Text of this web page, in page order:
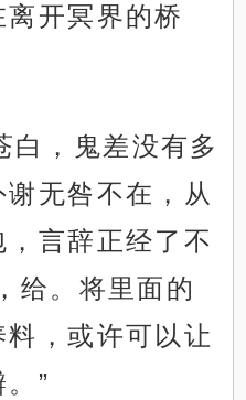
开冥界的桥
白，鬼差没有多
无咎不在，从
言辞正经了不
给。将里面的
，或许可以让
”